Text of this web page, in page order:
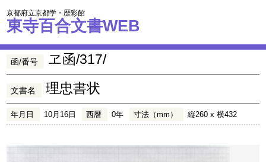
京都府立京都学・歴彩館
東寺百合文書WEB
函/番号 ヱ函/317/
文書名 理忠書状
年月日 10月16日 西暦 0年 寸法（mm） 縦260 x 横432